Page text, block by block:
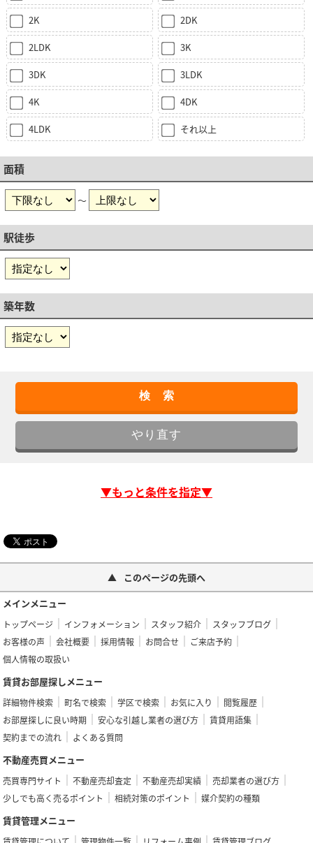
2K 2DK
2LDK 3K
3DK 3LDK
4K 4DK
4LDK それ以上
面積
～
駅徒歩
築年数
▼もっと条件を指定▼
このページの先頭へ
メインメニュー
トップページ インフォメーション スタッフ紹介
スタッフブログ
お客様の声
会社概要 採用情報 お問合せ
ご来店予約
個人情報の取扱い
賃貸お部屋探しメニュー
詳細物件検索 町名で検索 学区で検索 お気に入り
閲覧履歴
お部屋探しに良い時期
安心な引越し業者の選び方
賃貸用語集
契約までの流れ
よくある質問
不動産売買メニュー
売買専門サイト 不動産売却査定 不動産売却実績
売却業者の選び方
少しでも高く売るポイント
相続対策のポイント 媒介契約の種類
賃貸管理メニュー